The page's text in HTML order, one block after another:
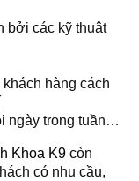
bởi các kỹ thuật
hàng cách
ngày trong tuần…
Khoa K9 còn
có nhu cầu,